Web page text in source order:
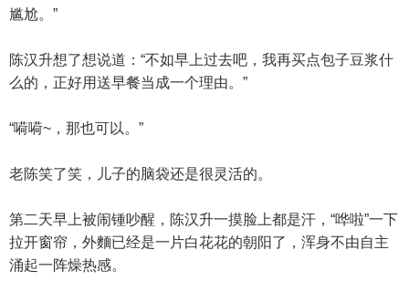
尴尬。”
陈汉升想了想说道：“不如早上过去吧，我再买点包子豆浆什
么的，正好用送早餐当成一个理由。”
“嗬嗬~，那也可以。”
老陈笑了笑，儿子的脑袋还是很灵活的。
第二天早上被闹锺吵醒，陈汉升一摸脸上都是汗，“哗啦”一下
拉开窗帘，外麵已经是一片白花花的朝阳了，浑身不由自主
涌起一阵燥热感。